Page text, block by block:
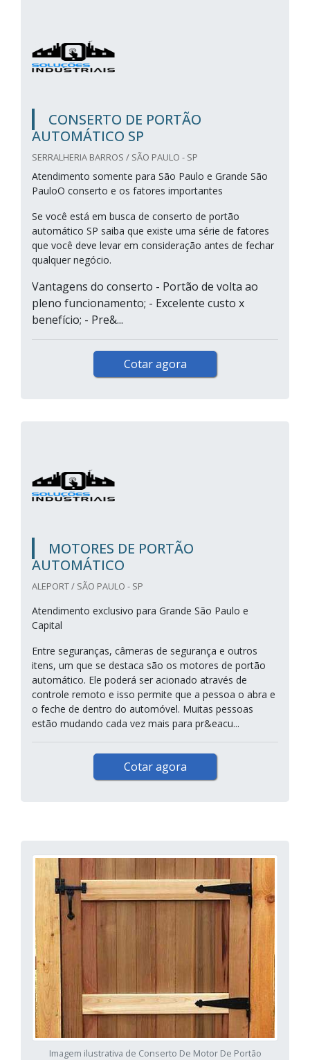
CONSERTO DE PORTÃO
AUTOMÁTICO SP
SERRALHERIA BARROS / SÃO PAULO - SP
Atendimento somente para São Paulo e Grande São
PauloO conserto e os fatores importantes
Se você está em busca de conserto de portão
automático SP saiba que existe uma série de fatores
que você deve levar em consideração antes de fechar
qualquer negócio.
Vantagens do conserto - Portão de volta ao
pleno funcionamento; - Excelente custo x
benefício; - Pre&...
Cotar agora
MOTORES DE PORTÃO
AUTOMÁTICO
ALEPORT / SÃO PAULO - SP
Atendimento exclusivo para Grande São Paulo e
Capital
Entre seguranças, câmeras de segurança e outros
itens, um que se destaca são os motores de portão
automático. Ele poderá ser acionado através de
controle remoto e isso permite que a pessoa o abra e
o feche de dentro do automóvel. Muitas pessoas
estão mudando cada vez mais para pr&eacu...
Cotar agora
Imagem ilustrativa de Conserto De Motor De Portão